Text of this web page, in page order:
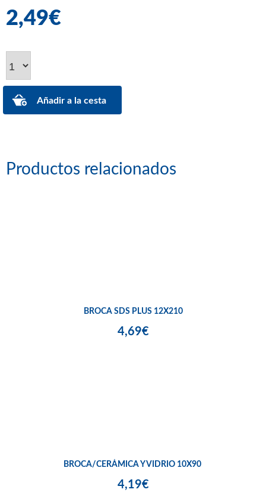
2,49€
Productos relacionados
BROCA SDS PLUS 12X210
4,69€
BROCA/CERÁMICA Y VIDRIO 10X90
4,19€